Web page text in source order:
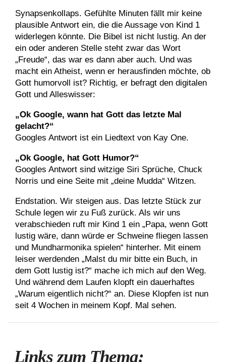
Synapsenkollaps. Gefühlte Minuten fällt mir keine
plausible Antwort ein, die die Aussage von Kind 1
widerlegen könnte. Die Bibel ist nicht lustig. An der
ein oder anderen Stelle steht zwar das Wort
„Freude“, das war es dann aber auch. Und was
macht ein Atheist, wenn er herausfinden möchte, ob
Gott humorvoll ist? Richtig, er befragt den digitalen
Gott und Alleswisser:
„Ok Google, wann hat Gott das letzte Mal
gelacht?“
Googles Antwort ist ein Liedtext von Kay One.
„Ok Google, hat Gott Humor?“
Googles Antwort sind witzige Siri Sprüche, Chuck
Norris und eine Seite mit „deine Mudda“ Witzen.
Endstation. Wir steigen aus. Das letzte Stück zur
Schule legen wir zu Fuß zurück. Als wir uns
verabschieden ruft mir Kind 1 ein „Papa, wenn Gott
lustig wäre, dann würde er Schweine fliegen lassen
und Mundharmonika spielen“ hinterher. Mit einem
leiser werdenden „Malst du mir bitte ein Buch, in
dem Gott lustig ist?“ mache ich mich auf den Weg.
Und während dem Laufen klopft ein dauerhaftes
„Warum eigentlich nicht?“ an. Diese Klopfen ist nun
seit 4 Wochen in meinem Kopf. Mal sehen.
Links zum Thema: